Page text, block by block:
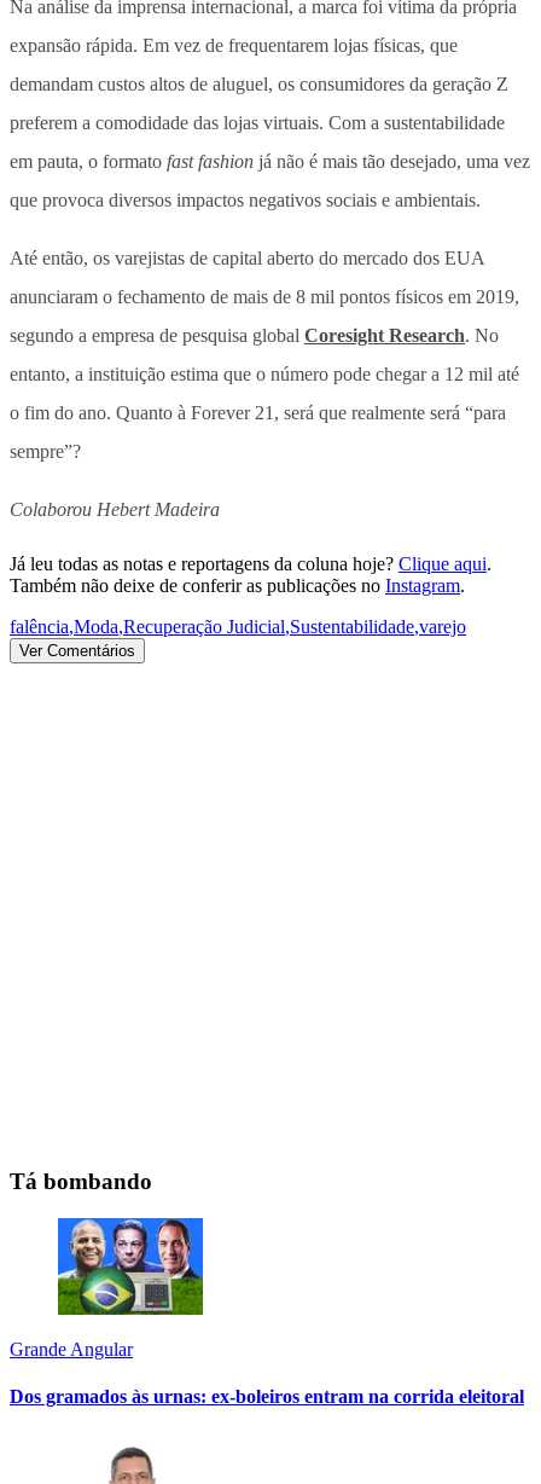
Na análise da imprensa internacional, a marca foi vítima da própria
expansão rápida. Em vez de frequentarem lojas físicas, que
demandam custos altos de aluguel, os consumidores da geração Z
preferem a comodidade das lojas virtuais. Com a sustentabilidade
em pauta, o formato fast fashion já não é mais tão desejado, uma vez
que provoca diversos impactos negativos sociais e ambientais.
Até então, os varejistas de capital aberto do mercado dos EUA
anunciaram o fechamento de mais de 8 mil pontos físicos em 2019,
segundo a empresa de pesquisa global Coresight Research. No
entanto, a instituição estima que o número pode chegar a 12 mil até
o fim do ano. Quanto à Forever 21, será que realmente será “para
sempre”?
Colaborou Hebert Madeira
Já leu todas as notas e reportagens da coluna hoje? Clique aqui.
Também não deixe de conferir as publicações no Instagram.
falência,Moda,Recuperação Judicial,Sustentabilidade,varejo
Ver Comentários
Tá bombando
Grande Angular
Dos gramados às urnas: ex-boleiros entram na corrida eleitoral